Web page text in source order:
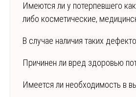
Имеются ли у потерпевшего
либо косметические,
В случае наличия таких
Причинен ли вред здоровью
Имеется ли необходимость в